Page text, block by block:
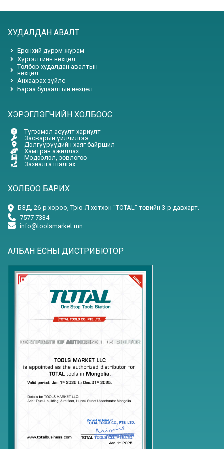
ХУДАЛДАН АВАЛТ
Ерөнхий дүрэм журам
Хүргэлтийн нөхцөл
Төлбөр худалдан авалтын
нөхцөл
Анхаарах зүйлс
Бараа буцаалтын нөхцөл
ХЭРЭГЛЭГЧИЙН ХОЛБООС
Түгээмэл асуулт хариулт
Засварын үйлчилгээ
Дэлгүүрүүдийн хаяг байршил
Хамтран ажиллах
Мэдээлэл, зөвлөгөө
Захиалга шалгах
ХОЛБОО БАРИХ
БЗД, 26-р хороо, Трю-Л хотхон "TOTAL" төвийн 3-р давхарт.
7577 7334
info@toolsmarket.mn
АЛБАН ЁСНЫ ДИСТРИБЮТОР